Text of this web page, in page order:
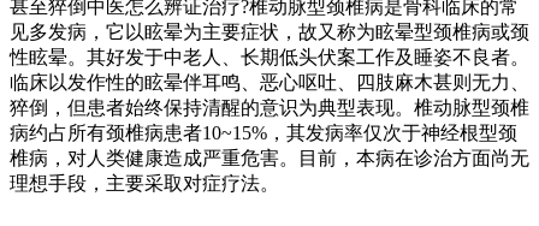
甚至猝倒中医怎么辨证治疗?椎动脉型颈椎病是骨科临床的常
见多发病，它以眩晕为主要症状，故又称为眩晕型颈椎病或颈
性眩晕。其好发于中老人、长期低头伏案工作及睡姿不良者。
临床以发作性的眩晕伴耳鸣、恶心呕吐、四肢麻木甚则无力、
猝倒，但患者始终保持清醒的意识为典型表现。椎动脉型颈椎
病约占所有颈椎病患者10~15%，其发病率仅次于神经根型颈
椎病，对人类健康造成严重危害。目前，本病在诊治方面尚无
理想手段，主要采取对症疗法。